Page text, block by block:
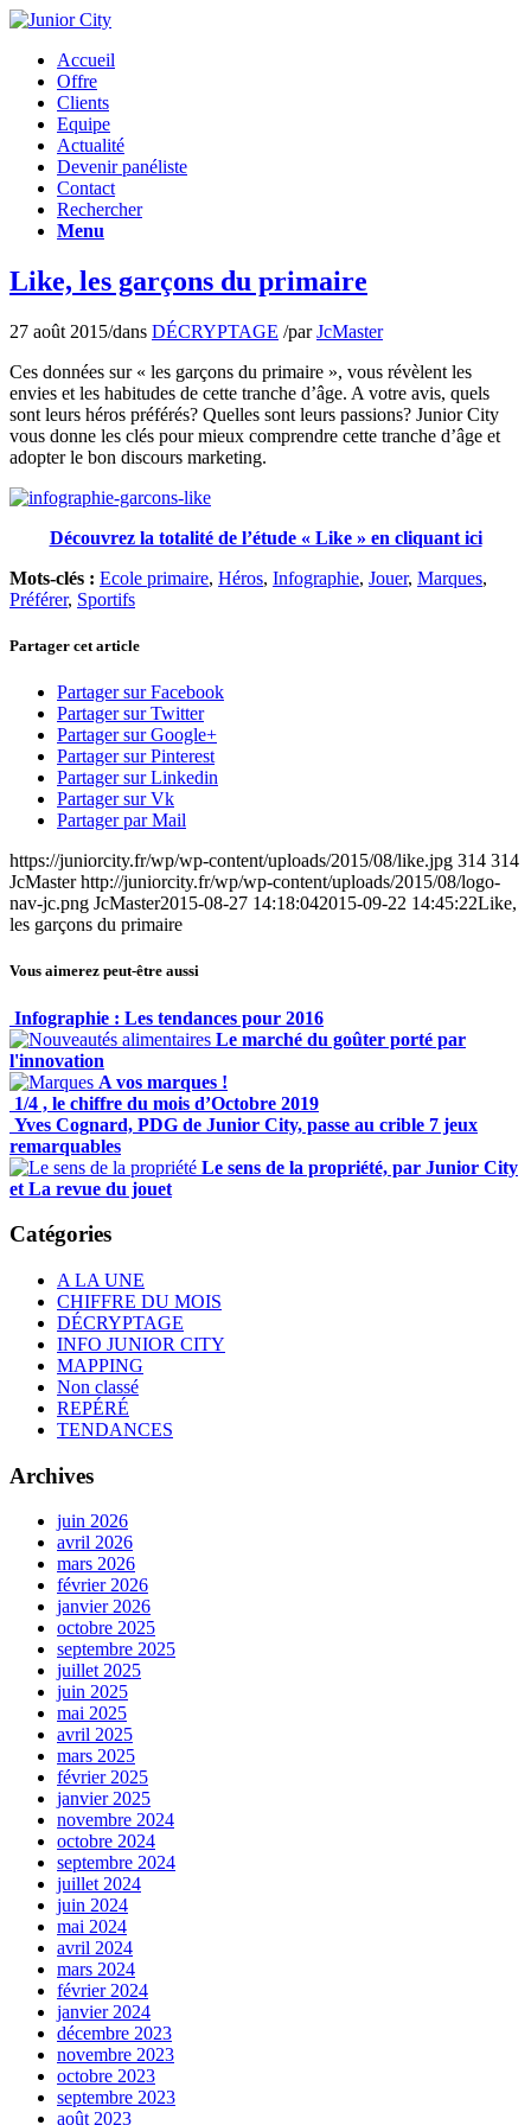
Accueil
Offre
Clients
Equipe
Actualité
Devenir panéliste
Contact
Rechercher
Menu
Like, les garçons du primaire
27 août 2015/dans DÉCRYPTAGE /parJcMaster
Ces données sur « les garçons du primaire », vous révèlent les
envies et les habitudes de cette tranche d’âge. A votre avis, quels
sont leurs héros préférés? Quelles sont leurs passions? Junior City
vous donne les clés pour mieux comprendre cette tranche d’âge et
adopter le bon discours marketing.
Découvrez la totalité de l’étude « Like » en cliquant ici
Mots-clés : Ecole primaire, Héros, Infographie, Jouer, Marques,
Préférer, Sportifs
Partager cet article
Partager sur Facebook
Partager sur Twitter
Partager sur Google+
Partager sur Pinterest
Partager sur Linkedin
Partager sur Vk
Partager par Mail
https://juniorcity.fr/wp/wp-content/uploads/2015/08/like.jpg 314 314
JcMaster http://juniorcity.fr/wp/wp-content/uploads/2015/08/logo-
nav-jc.png JcMaster2015-08-27 14:18:042015-09-22 14:45:22Like,
les garçons du primaire
Vous aimerez peut-être aussi
Infographie : Les tendances pour 2016
Le marché du goûter porté par
l'innovation
A vos marques !
1/4 , le chiffre du mois d’Octobre 2019
Yves Cognard, PDG de Junior City, passe au crible 7 jeux
remarquables
Le sens de la propriété, par Junior City
et La revue du jouet
Catégories
A LA UNE
CHIFFRE DU MOIS
DÉCRYPTAGE
INFO JUNIOR CITY
MAPPING
Non classé
REPÉRÉ
TENDANCES
Archives
juin 2026
avril 2026
mars 2026
février 2026
janvier 2026
octobre 2025
septembre 2025
juillet 2025
juin 2025
mai 2025
avril 2025
mars 2025
février 2025
janvier 2025
novembre 2024
octobre 2024
septembre 2024
juillet 2024
juin 2024
mai 2024
avril 2024
mars 2024
février 2024
janvier 2024
décembre 2023
novembre 2023
octobre 2023
septembre 2023
août 2023